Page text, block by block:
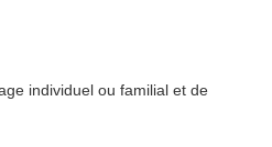
individuel ou familial et de